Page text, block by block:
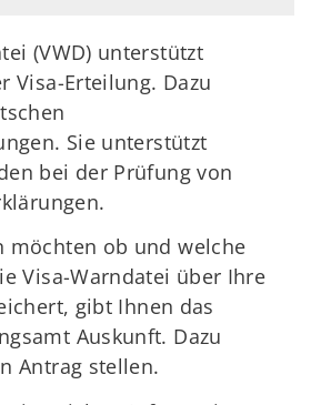
(VWD) unterstützt
Visa-Erteilung. Dazu
Sie unterstützt
bei der Prüfung von
möchten ob und welche
Visa-Warndatei über Ihre
gibt Ihnen das
Auskunft. Dazu
Antrag stellen.